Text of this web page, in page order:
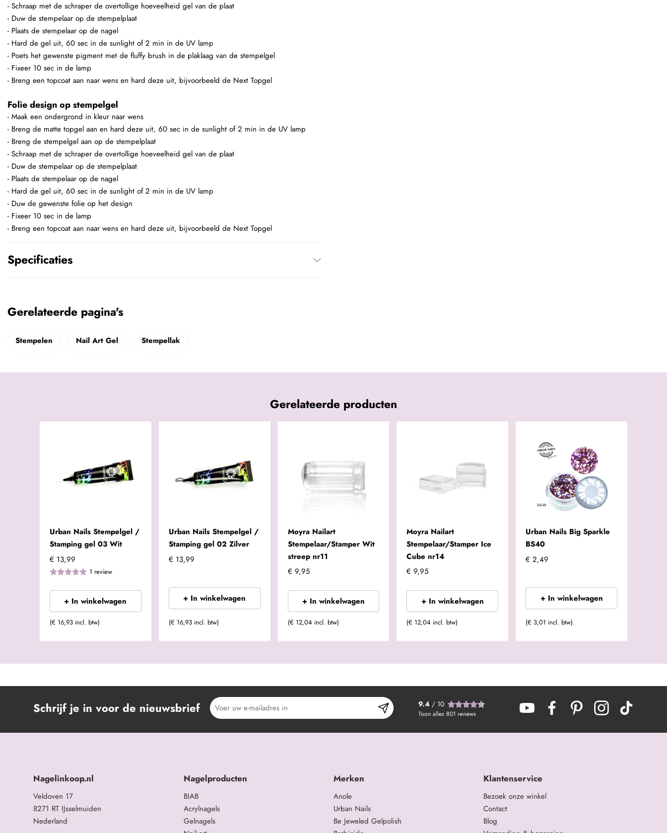
- Schraap met de schraper de overtollige hoeveelheid gel van de plaat
- Duw de stempelaar op de stempelplaat
- Plaats de stempelaar op de nagel
- Hard de gel uit, 60 sec in de sunlight of 2 min in de UV lamp
- Poets het gewenste pigment met de fluffy brush in de plaklaag van de stempelgel
- Fixeer 10 sec in de lamp
- Breng een topcoat aan naar wens en hard deze uit, bijvoorbeeld de Next Topgel
Folie design op stempelgel
- Maak een ondergrond in kleur naar wens
- Breng de matte topgel aan en hard deze uit, 60 sec in de sunlight of 2 min in de UV lamp
- Breng de stempelgel aan op de stempelplaat
- Schraap met de schraper de overtollige hoeveelheid gel van de plaat
- Duw de stempelaar op de stempelplaat
- Plaats de stempelaar op de nagel
- Hard de gel uit, 60 sec in de sunlight of 2 min in de UV lamp
- Duw de gewenste folie op het design
- Fixeer 10 sec in de lamp
- Breng een topcoat aan naar wens en hard deze uit, bijvoorbeeld de Next Topgel
Specificaties
Gerelateerde pagina's
Stempelen Nail Art Gel Stempellak
Gerelateerde producten
Urban Nails Stempelgel /
Stamping gel 03 Wit
€ 13,99
1 review
+ In winkelwagen
(€ 16,93 incl. btw)
Urban Nails Stempelgel /
Stamping gel 02 Zilver
€ 13,99
+ In winkelwagen
(€ 16,93 incl. btw)
Moyra Nailart
Stempelaar/Stamper Wit
streep nr11
€ 9,95
+ In winkelwagen
(€ 12,04 incl. btw)
Moyra Nailart
Stempelaar/Stamper Ice
Cube nr14
€ 9,95
+ In winkelwagen
(€ 12,04 incl. btw)
Urban Nails Big Sparkle
BS40
€ 2,49
+ In winkelwagen
(€ 3,01 incl. btw)
Schrijf je in voor de nieuwsbrief 9.4/ 10
Toon alles 801 reviews
Nagelinkoop.nl
Veldoven 17
8271 RT IJsselmuiden
Nederland
Nagelproducten
BIAB
Acrylnagels
Gelnagels
Merken
Anole
Urban Nails
Be Jeweled Gelpolish
Klantenservice
Bezoek onze winkel
Contact
Blog